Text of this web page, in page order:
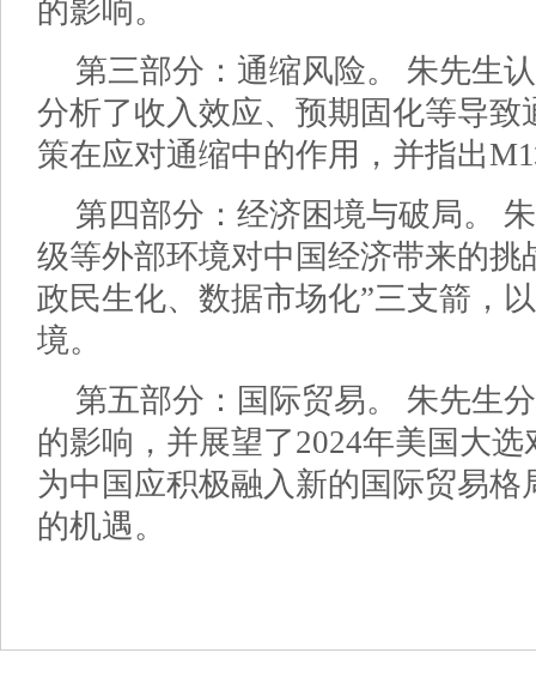
的影响。
第三部分：通缩风险。 朱先生
分析了收入效应、预期固化等导
策在应对通缩中的作用，并指出
第四部分：经济困境与破局。
级等外部环境对中国经济带来的
政民生化、数据市场化”三支箭，
境。
第五部分：国际贸易。 朱先生
的影响，并展望了2024年美国大
为中国应积极融入新的国际贸易
的机遇。